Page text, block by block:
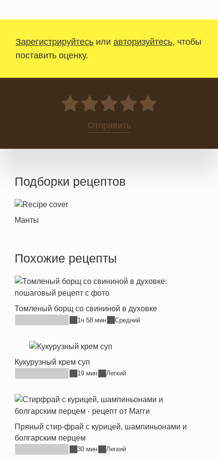
Зарегистрируйтесь или авторизуйтесь, чтобы
поставить оценку.
0
Отправить
Подборки рецептов
Манты
Похожие рецепты
Томленый борщ со свининой в духовке
1ч 58 мин Средний
Кукурузный крем суп
19 мин Легкий
Пряный стир-фрай с курицей, шампиньонами и
болгарским перцем
30 мин Легкий